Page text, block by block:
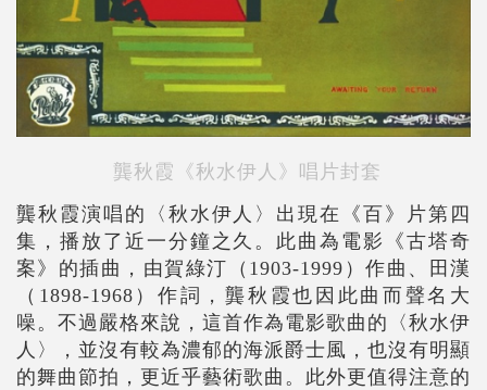
龔秋霞《秋水伊人》唱片封套
龔秋霞演唱的〈秋水伊人〉出現在《百》片第四
集，播放了近一分鐘之久。此曲為電影《古塔奇
案》的插曲，由賀綠汀（1903-1999）作曲、田漢
（1898-1968）作詞，龔秋霞也因此曲而聲名大
噪。不過嚴格來說，這首作為電影歌曲的〈秋水伊
人〉，並沒有較為濃郁的海派爵士風，也沒有明顯
的舞曲節拍，更近乎藝術歌曲。此外更值得注意的